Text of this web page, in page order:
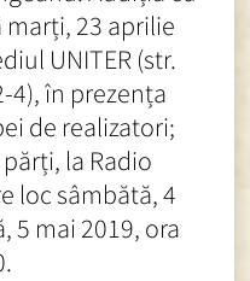
marți, 23 aprilie
UNITER (str.
4), în prezența
de realizatori;
la Radio
loc sâmbătă, 4
5 mai 2019, ora